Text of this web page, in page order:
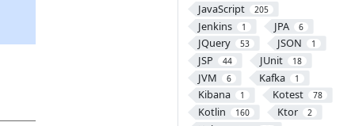
JavaScript 205
Jenkins 1 JPA 6
JQuery 53 JSON 1
JSP 44 JUnit 18
JVM 6 Kafka 1
Kibana 1 Kotest 78
Kotlin 160 Ktor 2